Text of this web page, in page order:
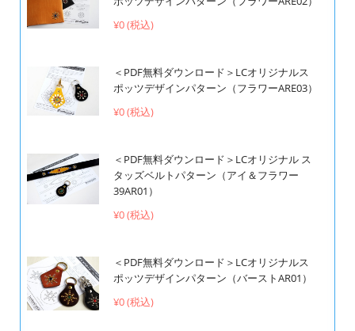
¥0 (税込)
＜PDF無料ダウンロード＞LCオリジナルス
ポッツデザインパターン（フラワーARE03）
¥0 (税込)
＜PDF無料ダウンロード＞LCオリジナル ス
タッズベルトパターン（アイ＆フラワー
39AR01）
¥0 (税込)
＜PDF無料ダウンロード＞LCオリジナルス
ポッツデザインパターン（バーストAR01）
¥0 (税込)